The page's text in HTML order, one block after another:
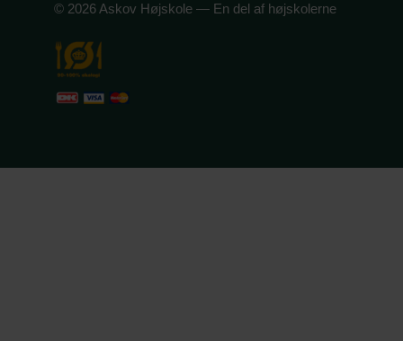
© 2026 Askov Højskole — En del af højskolerne